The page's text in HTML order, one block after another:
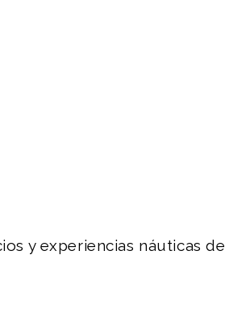
y experiencias náuticas de